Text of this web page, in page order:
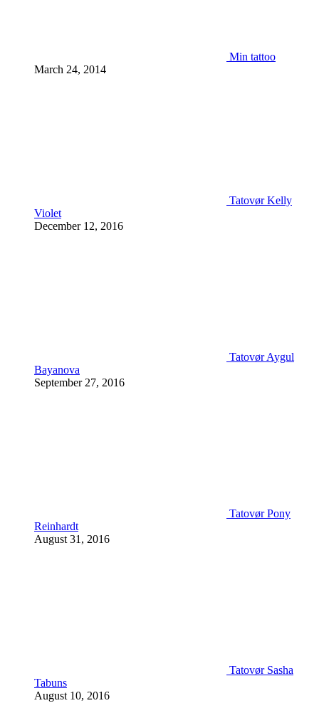
Min tattoo
March 24, 2014
Tatovør Kelly
Violet
December 12, 2016
Tatovør Aygul
Bayanova
September 27, 2016
Tatovør Pony
Reinhardt
August 31, 2016
Tatovør Sasha
Tabuns
August 10, 2016